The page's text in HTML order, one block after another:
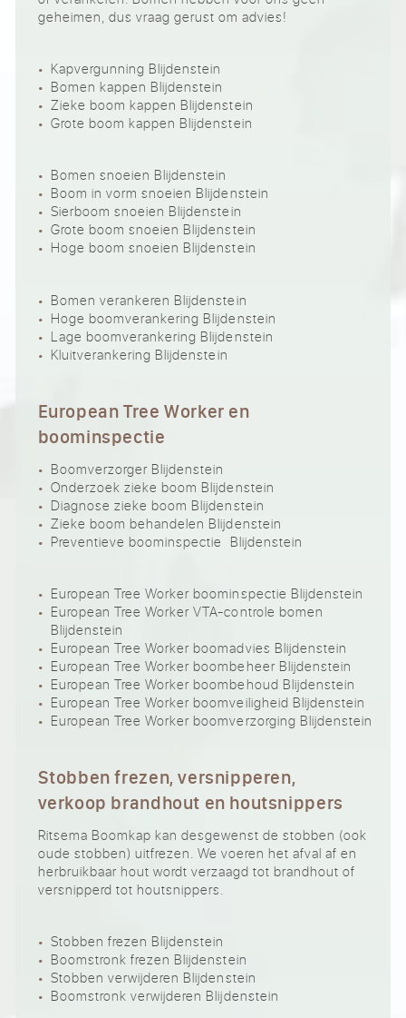
geheimen, dus vraag gerust om advies!
Kapvergunning Blijdenstein
Bomen kappen Blijdenstein
Zieke boom kappen Blijdenstein
Grote boom kappen Blijdenstein
Bomen snoeien Blijdenstein
Boom in vorm snoeien Blijdenstein
Sierboom snoeien Blijdenstein
Grote boom snoeien Blijdenstein
Hoge boom snoeien Blijdenstein
Bomen verankeren Blijdenstein
Hoge boomverankering Blijdenstein
Lage boomverankering Blijdenstein
Kluitverankering Blijdenstein
European Tree Worker en
boominspectie
Boomverzorger Blijdenstein
Onderzoek zieke boom Blijdenstein
Diagnose zieke boom Blijdenstein
Zieke boom behandelen Blijdenstein
Preventieve boominspectie Blijdenstein
European Tree Worker boominspectie Blijdenstein
European Tree Worker VTA-controle bomen
Blijdenstein
European Tree Worker boomadvies Blijdenstein
European Tree Worker boombeheer Blijdenstein
European Tree Worker boombehoud Blijdenstein
European Tree Worker boomveiligheid Blijdenstein
European Tree Worker boomverzorging Blijdenstein
Stobben frezen, versnipperen,
verkoop brandhout en houtsnippers
Ritsema Boomkap kan desgewenst de stobben (ook
oude stobben) uitfrezen. We voeren het afval af en
herbruikbaar hout wordt verzaagd tot brandhout of
versnipperd tot houtsnippers.
Stobben frezen Blijdenstein
Boomstronk frezen Blijdenstein
Stobben verwijderen Blijdenstein
Boomstronk verwijderen Blijdenstein